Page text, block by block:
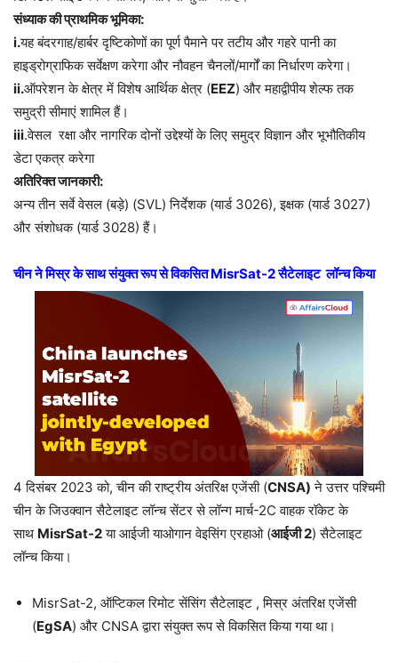
संध्याक की प्राथमिक भूमिका:
i.यह बंदरगाह/हार्बर दृष्टिकोणों का पूर्ण पैमाने पर तटीय और गहरे पानी का
हाइड्रोग्राफिक सर्वेक्षण करेगा और नौवहन चैनलों/मार्गों का निर्धारण करेगा।
ii.ऑपरेशन के क्षेत्र में विशेष आर्थिक क्षेत्र (EEZ) और महाद्वीपीय शेल्फ तक
समुद्री सीमाएं शामिल हैं।
iii.वेसल रक्षा और नागरिक दोनों उद्देश्यों के लिए समुद्र विज्ञान और भूभौतिकीय
डेटा एकत्र करेगा
अतिरिक्त जानकारी:
अन्य तीन सर्वे वेसल (बड़े) (SVL) निर्देशक (यार्ड 3026), इक्षक (यार्ड 3027)
और संशोधक (यार्ड 3028) हैं।
चीन ने मिस्र के साथ संयुक्त रूप से विकसितMisrSat-2सैटेलाइट लॉन्च किया
4 दिसंबर 2023 को, चीन की राष्ट्रीय अंतरिक्ष एजेंसी (CNSA) ने उत्तर पश्चिमी
चीन के जिउक्वान सैटेलाइट लॉन्च सेंटर से लॉन्ग मार्च-2C वाहक रॉकेट के
साथ MisrSat-2या आईजी याओगान वेइसिंग एरहाओ (आईजी2) सैटेलाइट
लॉन्च किया।
MisrSat-2, ऑप्टिकल रिमोट सेंसिंग सैटेलाइट , मिस्र अंतरिक्ष एजेंसी
(EgSA) और CNSA द्वारा संयुक्त रूप से विकसित किया गया था।